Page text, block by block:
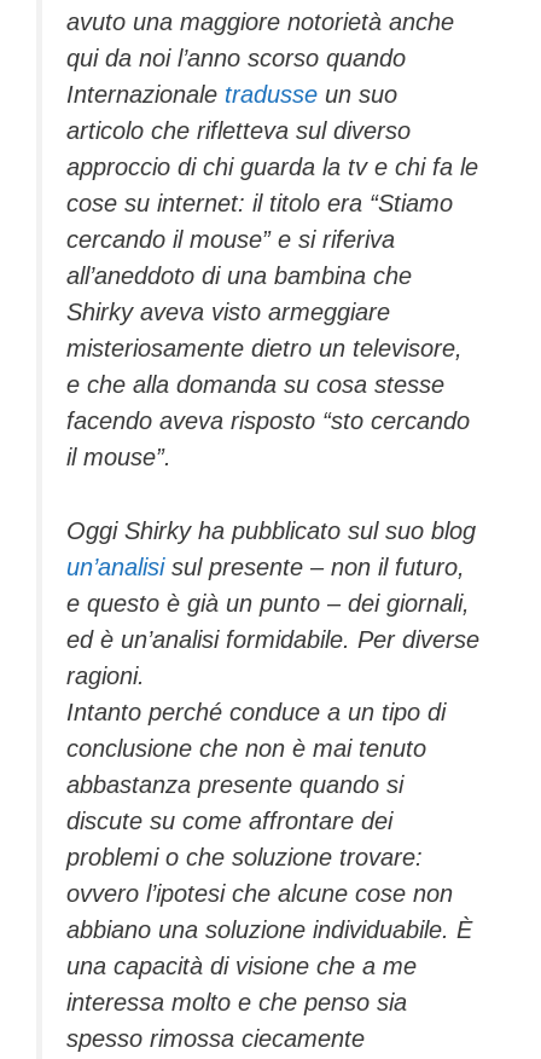
avuto una maggiore notorietà anche
qui da noi l’anno scorso quando
Internazionale tradusse un suo
articolo che rifletteva sul diverso
approccio di chi guarda la tv e chi fa le
cose su internet: il titolo era “Stiamo
cercando il mouse” e si riferiva
all’aneddoto di una bambina che
Shirky aveva visto armeggiare
misteriosamente dietro un televisore,
e che alla domanda su cosa stesse
facendo aveva risposto “sto cercando
il mouse”.
Oggi Shirky ha pubblicato sul suo blog
un’analisisul presente – non il futuro,
e questo è già un punto – dei giornali,
ed è un’analisi formidabile. Per diverse
ragioni.
Intanto perché conduce a un tipo di
conclusione che non è mai tenuto
abbastanza presente quando si
discute su come affrontare dei
problemi o che soluzione trovare:
ovvero l’ipotesi che alcune cose non
abbiano una soluzione individuabile. È
una capacità di visione che a me
interessa molto e che penso sia
spesso rimossa ciecamente